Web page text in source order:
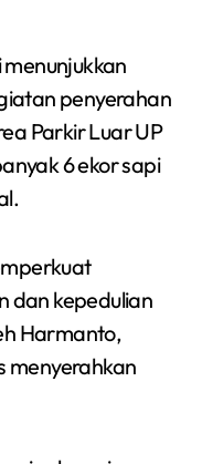
penyerahan
Parkir Luar UP
6 ekor sapi
dan kepedulian
Harmanto,
menyerahkan
Raih
Cup